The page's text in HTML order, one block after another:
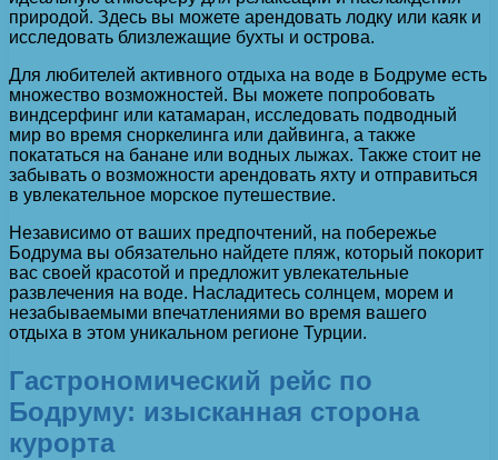
природой. Здесь вы можете арендовать лодку или каяк и
исследовать близлежащие бухты и острова.
Для любителей активного отдыха на воде в Бодруме есть
множество возможностей. Вы можете попробовать
виндсерфинг или катамаран, исследовать подводный
мир во время сноркелинга или дайвинга, а также
покататься на банане или водных лыжах. Также стоит не
забывать о возможности арендовать яхту и отправиться
в увлекательное морское путешествие.
Независимо от ваших предпочтений, на побережье
Бодрума вы обязательно найдете пляж, который покорит
вас своей красотой и предложит увлекательные
развлечения на воде. Насладитесь солнцем, морем и
незабываемыми впечатлениями во время вашего
отдыха в этом уникальном регионе Турции.
Гастрономический рейс по
Бодруму: изысканная сторона
курорта